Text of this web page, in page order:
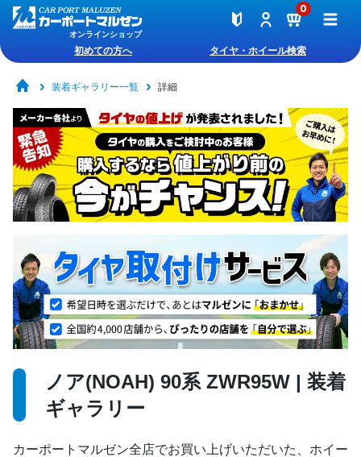
オンラインショップ
0
初めての方へ タイヤ・ホイール検索
装着ギャラリー一覧 詳細
ノア(NOAH) 90系 ZWR95W | 装着
ギャラリー
カーポートマルゼン全店でお買い上げいただいた、ホイー